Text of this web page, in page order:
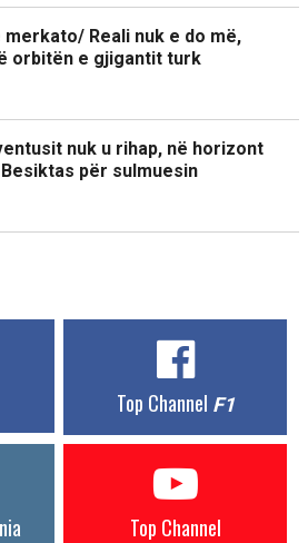
Reali nuk e do më,
orbitën e gjigantit turk
nuk u rihap, në horizont
për sulmuesin
Top Channel F1
Top Channel